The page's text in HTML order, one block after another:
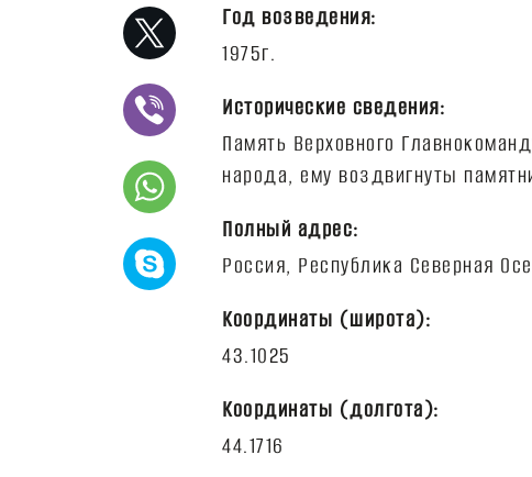
Год возведения:
Исторические сведения:
Память Верховного
Полный адрес:
Координаты (широта):
Координаты (долгота):